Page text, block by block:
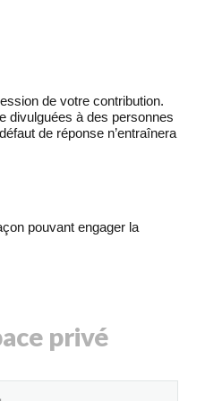
de votre contribution.
divulguées à des personnes
de réponse n’entraînera
pouvant engager la
privé